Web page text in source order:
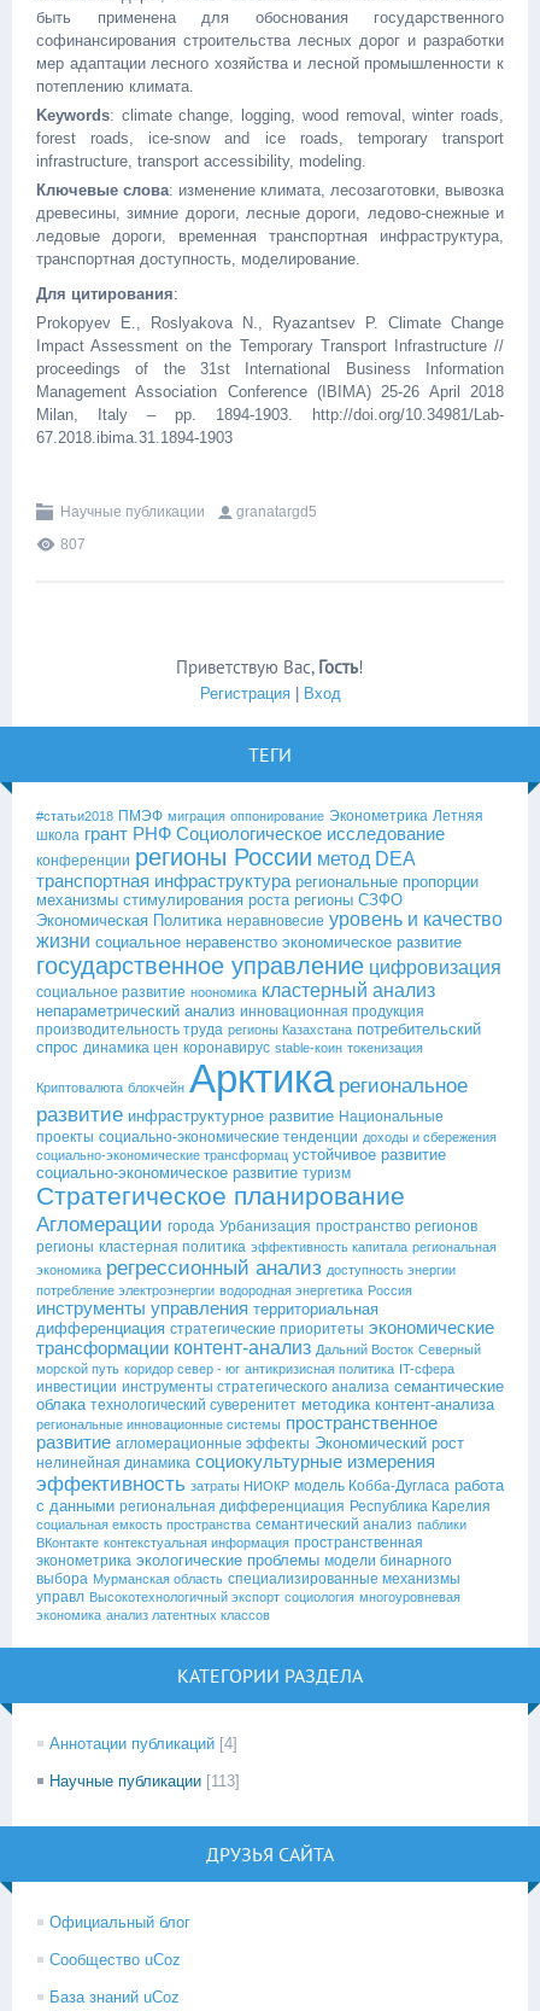
быть применена для обоснования государственного
софинансирования строительства лесных дорог и разработки
мер адаптации лесного хозяйства и лесной промышленности к
потеплению климата.
Keywords: climate change, logging, wood removal, winter roads,
forest roads, ice-snow and ice roads, temporary transport
infrastructure, transport accessibility, modeling.
Ключевые слова: изменение климата, лесозаготовки, вывозка
древесины, зимние дороги, лесные дороги, ледово-снежные и
ледовые дороги, временная транспортная инфраструктура,
транспортная доступность, моделирование.
Для цитирования:
Prokopyev E., Roslyakova N., Ryazantsev P. Climate Change
Impact Assessment on the Temporary Transport Infrastructure //
proceedings of the 31st International Business Information
Management Association Conference (IBIMA) 25-26 April 2018
Milan, Italy – pp. 1894-1903. http://doi.org/10.34981/Lab-
67.2018.ibima.31.1894-1903
Научные публикации
granatargd5
807
Приветствую Вас, Гость!
Регистрация| Вход
ТЕГИ
#статьи2018 ПМЭФ миграция оппонирование Эконометрика Летняя
школа грант РНФ Социологическое исследование
конференции регионы России метод DEA
транспортная инфраструктура региональные пропорции
механизмы стимулирования роста регионы СЗФО
Экономическая Политика неравновесие уровень и качество
жизни социальное неравенство экономическое развитие
государственное управление цифровизация
социальное развитие ноономика кластерный анализ
непараметрический анализ инновационная продукция
производительность труда регионы Казахстана потребительский
спрос динамика цен коронавирус stable-коин токенизация
Криптовалюта блокчейн Арктика региональное
развитие инфраструктурное развитие Национальные
проекты социально-экономические тенденции доходы и сбережения
социально-экономические трансформац устойчивое развитие
социально-экономическое развитие туризм
Стратегическое планирование
Агломерации города Урбанизация пространство регионов
регионы кластерная политика эффективность капитала региональная
экономика регрессионный анализ доступность энергии
потребление электроэнергии водородная энергетика Россия
инструменты управления территориальная
дифференциация стратегические приоритеты экономические
трансформации контент-анализ Дальний Восток Северный
морской путь коридор север - юг антикризисная политика IT-сфера
инвестиции инструменты стратегического анализа семантические
облака технологический суверенитет методика контент-анализа
региональные инновационные системы пространственное
развитие агломерационные эффекты Экономический рост
нелинейная динамика социокультурные измерения
эффективность затраты НИОКР модель Кобба-Дугласа работа
с данными региональная дифференциация Республика Карелия
социальная емкость пространства семантический анализ паблики
ВКонтакте контекстуальная информация пространственная
эконометрика экологические проблемы модели бинарного
выбора Мурманская область специализированные механизмы
управл Высокотехнологичный экспорт социология многоуровневая
экономика анализ латентных классов
КАТЕГОРИИ РАЗДЕЛА
Аннотации публикаций [4]
Научные публикации [113]
ДРУЗЬЯ САЙТА
Официальный блог
Сообщество uCoz
База знаний uCoz